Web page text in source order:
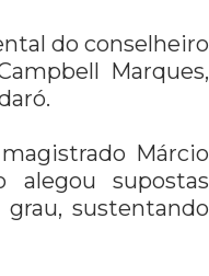
do conselheiro
Marques,
Márcio
alegou supostas
sustentando